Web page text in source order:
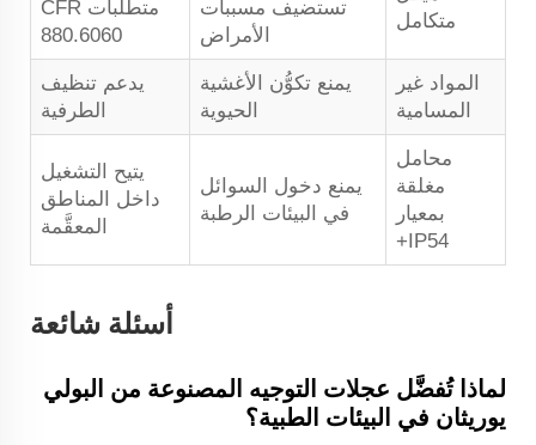
متكامل
تستضيف مسببات
الأمراض
متطلبات CFR
880.6060
المواد غير
المسامية
يمنع تكوُّن الأغشية
الحيوية
يدعم تنظيف
الطرفية
محامل
مغلقة
بمعيار
IP54+
يمنع دخول السوائل
في البيئات الرطبة
يتيح التشغيل
داخل المناطق
المعقَّمة
أسئلة شائعة
لماذا تُفضَّل عجلات التوجيه المصنوعة من البولي
يوريثان في البيئات الطبية؟